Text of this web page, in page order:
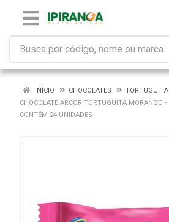
INÍCIO CHOCOLATES
TORTUGUITA
CHOCOLATE ARCOR TORTUGUITA MORANGO -
CONTÉM 24 UNIDADES